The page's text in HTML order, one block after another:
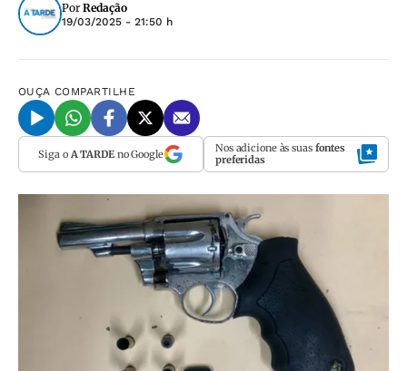
Por Redação
19/03/2025 - 21:50 h
OUÇA COMPARTILHE
Siga o A TARDEno Google Nos adicione às suas fontes
preferidas